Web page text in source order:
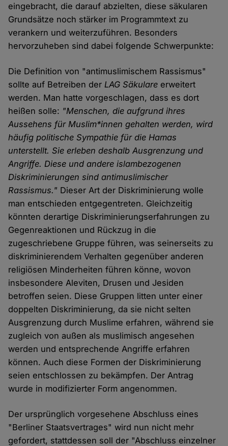
eingebracht, die darauf abzielten, diese säkularen
Grundsätze noch stärker im Programmtext zu
verankern und weiterzuführen. Besonders
hervorzuheben sind dabei folgende Schwerpunkte:
Die Definition von "antimuslimischem Rassismus"
sollte auf Betreiben der LAG Säkulare erweitert
werden. Man hatte vorgeschlagen, dass es dort
heißen solle: "Menschen, die aufgrund ihres
Aussehens für Muslim*innen gehalten werden, wird
häufig politische Sympathie für die Hamas
unterstellt. Sie erleben deshalb Ausgrenzung und
Angriffe. Diese und andere islambezogenen
Diskriminierungen sind antimuslimischer
Rassismus." Dieser Art der Diskriminierung wolle
man entschieden entgegentreten. Gleichzeitig
könnten derartige Diskriminierungserfahrungen zu
Gegenreaktionen und Rückzug in die
zugeschriebene Gruppe führen, was seinerseits zu
diskriminierendem Verhalten gegenüber anderen
religiösen Minderheiten führen könne, wovon
insbesondere Aleviten, Drusen und Jesiden
betroffen seien. Diese Gruppen litten unter einer
doppelten Diskriminierung, da sie nicht selten
Ausgrenzung durch Muslime erfahren, während sie
zugleich von außen als muslimisch angesehen
werden und entsprechende Angriffe erfahren
können. Auch diese Formen der Diskriminierung
seien entschlossen zu bekämpfen. Der Antrag
wurde in modifizierter Form angenommen.
Der ursprünglich vorgesehene Abschluss eines
"Berliner Staatsvertrages" wird nun nicht mehr
gefordert, stattdessen soll der "Abschluss einzelner